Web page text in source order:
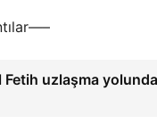
uzlaşma yolunda